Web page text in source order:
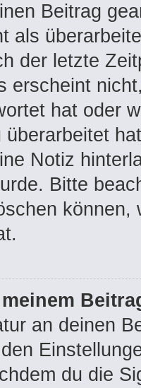
Beitrag
als
der letzte
erscheint
hat oder
überarbeitet
Notiz
Bitte
können,
an deinen
du die